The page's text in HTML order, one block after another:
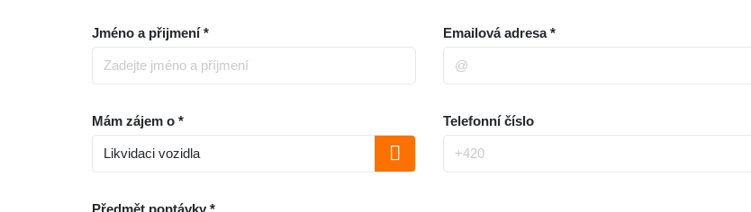
Jméno a přijmení * Emailová adresa *
Mám zájem o * Telefonní číslo
Předmět poptávky *